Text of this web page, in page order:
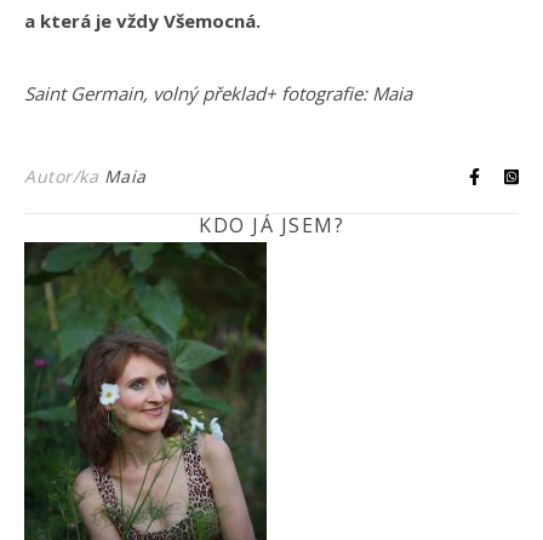
a která je vždy Všemocná.
Saint Germain, volný překlad+ fotografie: Maia
Autor/ka Maia
KDO JÁ JSEM?